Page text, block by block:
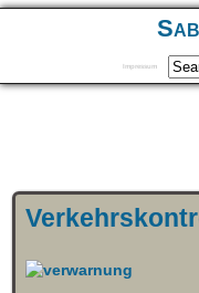
Impressum